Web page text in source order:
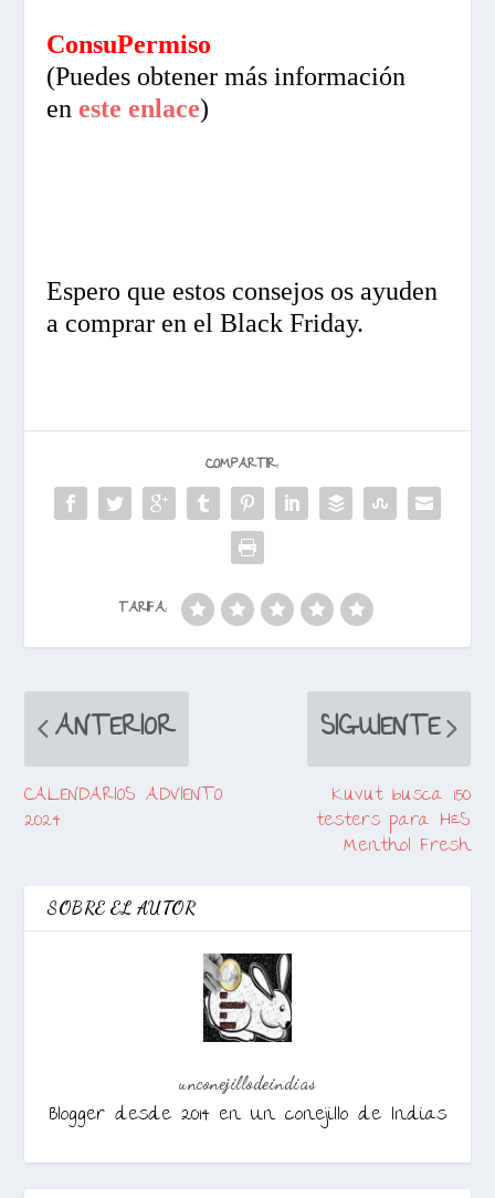
ConsuPermiso
(Puedes obtener más información
eneste enlace)
Espero que estos consejos os ayuden
a comprar en el Black Friday.
COMPARTIR:
TARIFA:
ANTERIOR
CALENDARIOS ADVIENTO
2024
SIGUIENTE
Kuvut busca 150
testers para H&S
Menthol Fresh
SOBRE EL AUTOR
unconejillodeindias
Blogger desde 2014 en Un conejillo de Indias